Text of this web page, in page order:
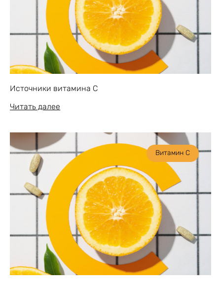
Источники витамина C
Читать далее
Витамин С